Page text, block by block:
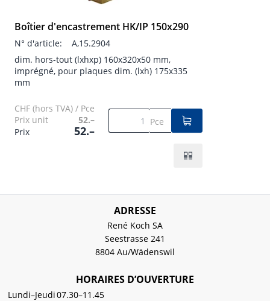
Boîtier d'encastrement HK/IP 150x290
N° d'article:
A,15.2904
dim. hors-tout (lxhxp) 160x320x50 mm,
imprégné, pour plaques dim. (lxh) 175x335
mm
CHF (hors TVA) / Pce
Prix unit
52.–
Prix
52.–
Pce
ADRESSE
René Koch SA
Seestrasse 241
8804 Au/Wädenswil
HORAIRES D’OUVERTURE
Lundi–Jeudi07.30–11.45